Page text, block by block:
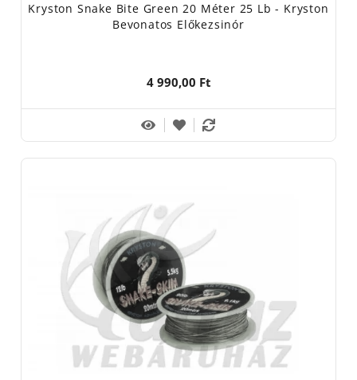
Kryston Snake Bite Green 20 Méter 25 Lb - Kryston
Bevonatos Előkezsinór
4 990,00 Ft